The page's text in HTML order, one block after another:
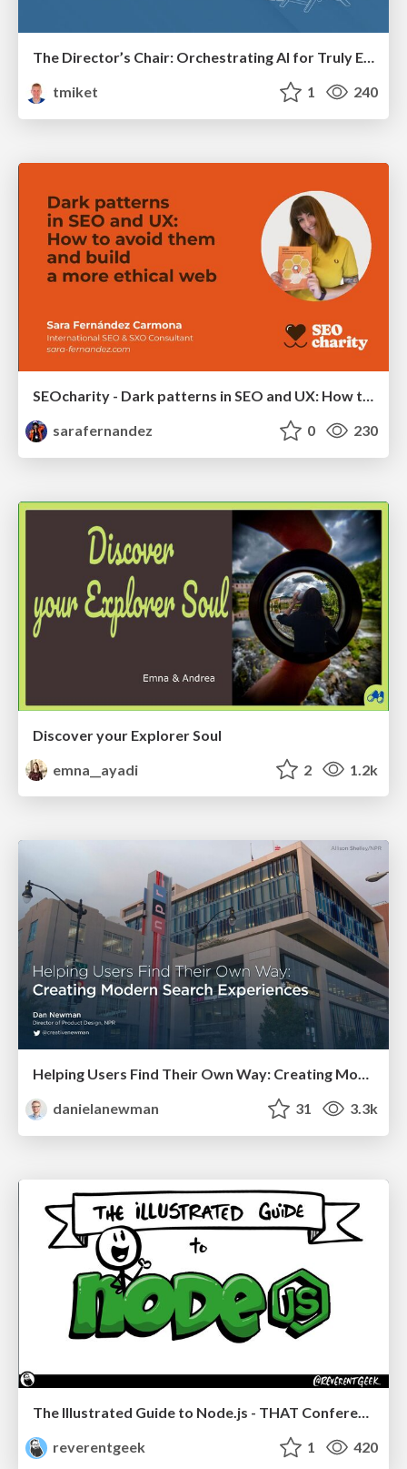
tmiket
1 240
SEOcharity - Dark patterns in SEO and UX: How to avoid them and build a more ethical web
sarafernandez
0 230
Discover your Explorer Soul
emna__ayadi
2 1.2k
Helping Users Find Their Own Way: Creating Modern Search Experiences
danielanewman
31 3.3k
The Illustrated Guide to Node.js - THAT Conference 2024
reverentgeek
1 420